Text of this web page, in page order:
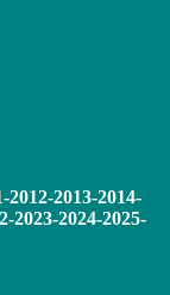
2012-2013-2014-
2023-2024-2025-